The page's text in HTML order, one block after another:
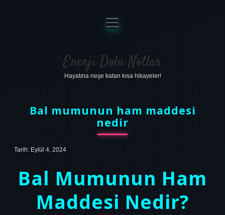
Anasayfa
Gizlilik Politikası
Yasal Uyarı
menüyü
aç
Enerji Dolu Notlar
Hayatına neşe katan kısa hikayeler!
Bal mumunun ham maddesi
nedir
Tarih: Eylül 4, 2024
Bal Mumunun Ham
Maddesi Nedir?